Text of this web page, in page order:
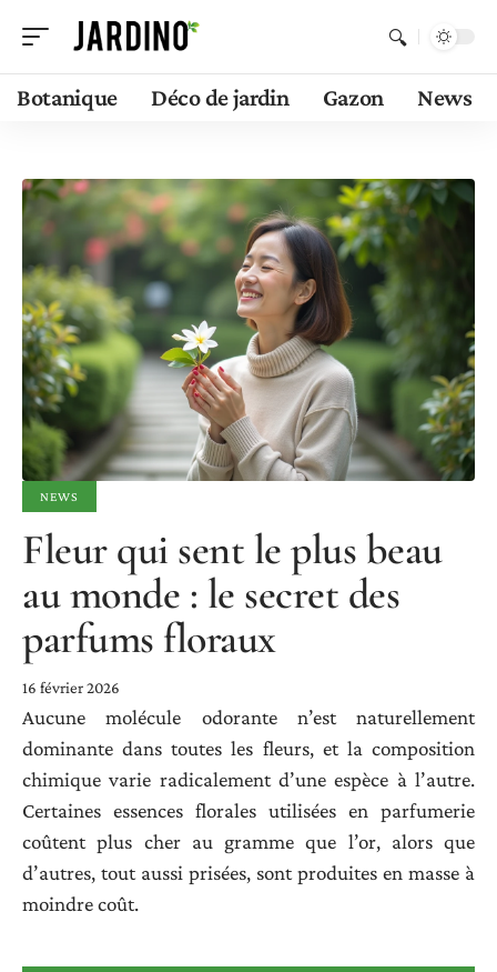
Botanique Déco de jardin Gazon News
NEWS
Fleur qui sent le plus beau
au monde : le secret des
parfums floraux
16 février 2026
Aucune molécule odorante n’est naturellement
dominante dans toutes les fleurs, et la composition
chimique varie radicalement d’une espèce à l’autre.
Certaines essences florales utilisées en parfumerie
coûtent plus cher au gramme que l’or, alors que
d’autres, tout aussi prisées, sont produites en masse à
moindre coût.